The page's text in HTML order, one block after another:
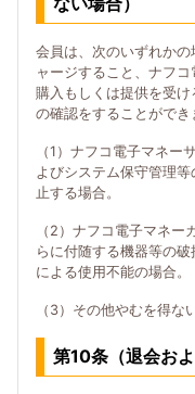
会員は、次のいずれか
ャージすること、ナフ
購入もしくは提供を受
の確認をすることができ
（1）ナフコ電子マネー
よびシステム保守管理
止する場合。
（2）ナフコ電子マネ
らに付随する機器等の
による使用不能の場合。
（3）その他やむを得な
第10条（退会お